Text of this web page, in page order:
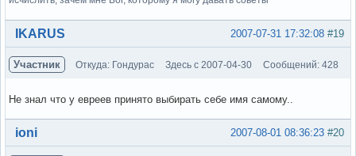
Вне форума #19
2007-07-31 17:32:08
IKARUS
Участник Откуда: Гондурас Здесь с 2007-04-30 Сообщений: 428
Не знал что у евреев принято выбирать себе имя самому..
Вне форума #20
2007-08-01 08:36:23
ioni